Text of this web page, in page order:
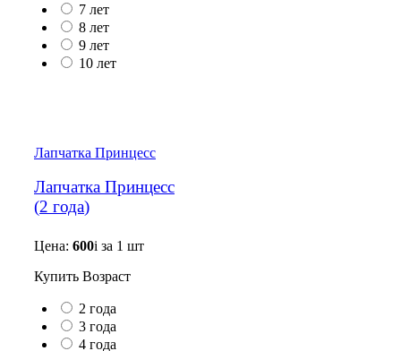
7 лет
8 лет
9 лет
10 лет
Лапчатка Принцесс
Лапчатка Принцесс
(2 года)
Цена: 600i за 1 шт
Купить Возраст
2 года
3 года
4 года